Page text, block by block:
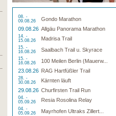
08. -
09.08.26
Gondo Marathon
09.08.26 Allgäu Panorama Marathon
14. -
15.08.26
Madrisa Trail
15. -
16.08.26
Saalbach Trail u. Skyrace
15. -
16.08.26
100 Meilen Berlin (Mauerw...
23.08.26 RAG Hartfüßler Trail
28. -
30.08.26
Kärnten läuft
29.08.26 Churfirsten Trail Run
04. -
05.09.26
Resia Rosolina Relay
04. -
05.09.26
Mayrhofen Ultraks Zillert...